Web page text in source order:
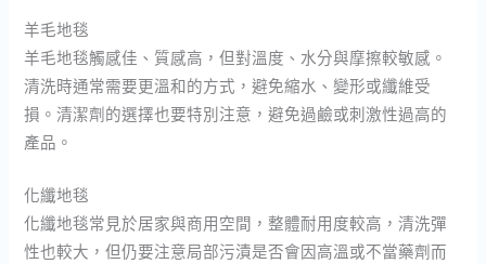
羊毛地毯
羊毛地毯觸感佳、質感高，但對溫度、水分與摩擦較敏感。
清洗時通常需要更溫和的方式，避免縮水、變形或纖維受
損。清潔劑的選擇也要特別注意，避免過鹼或刺激性過高的
產品。
化纖地毯
化纖地毯常見於居家與商用空間，整體耐用度較高，清洗彈
性也較大，但仍要注意局部污漬是否會因高溫或不當藥劑而